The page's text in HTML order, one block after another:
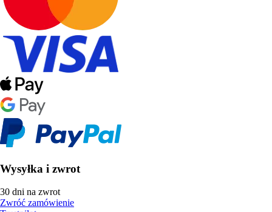
Wysyłka i zwrot
30 dni na zwrot
Zwróć zamówienie